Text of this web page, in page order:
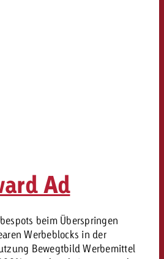
Ad
beim Überspringen
Werbeblocks in der
Bewegtbild Werbemittel